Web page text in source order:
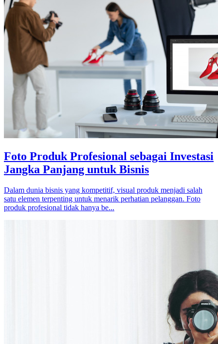
Foto Produk Profesional sebagai Investasi
Jangka Panjang untuk Bisnis
Dalam dunia bisnis yang kompetitif, visual produk menjadi salah
satu elemen terpenting untuk menarik perhatian pelanggan. Foto
produk profesional tidak hanya be...